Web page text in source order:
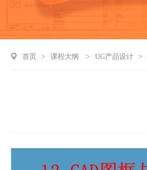
首页 > 课程大纲 > UG产品设计 >